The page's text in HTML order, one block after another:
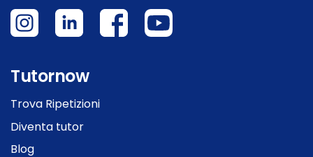
Tutornow
Trova Ripetizioni
Diventa tutor
Blog